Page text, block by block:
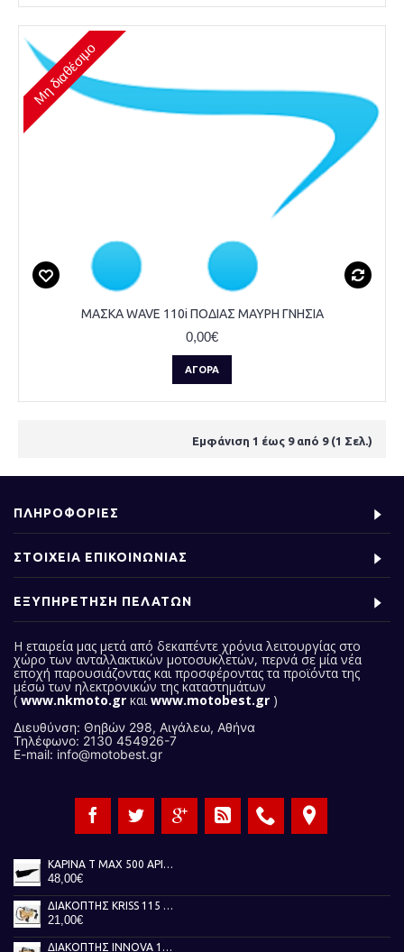
Μη διαθέσιμο
ΜΑΣΚΑ WAVE 110i ΠΟΔΙΑΣ ΜΑΥΡΗ ΓΝΗΣΙΑ
0,00€
ΑΓΟΡΆ
Εμφάνιση 1 έως 9 από 9 (1 Σελ.)
ΠΛΗΡΟΦΟΡΙΕΣ
ΣΤΟΙΧΕΙΑ ΕΠΙΚΟΙΝΩΝΙΑΣ
ΕΞΥΠΗΡΕΤΗΣΗ ΠΕΛΑΤΩΝ
Η εταιρεία μας μετά από δεκαπέντε χρόνια λειτουργίας στο
χώρο των ανταλλακτικών μοτοσυκλετών, περνά σε μία νέα
εποχή παρουσιάζοντας και προσφέροντας τα προϊόντα της
μέσω των ηλεκτρονικών της καταστημάτων
( www.nkmoto.gr και www.motobest.gr )
Διευθύνση: Θηβών 298, Αιγάλεω, Αθήνα
Τηλέφωνο: 2130 454926-7
E-mail: info@motobest.gr
ΚΑΡΙΝΑ T MAX 500 ΑΡΙΣΤΕΡΗ ΜΑΥΡΗ 01-07
48,00€
ΔΙΑΚΟΠΤΗΣ KRISS 115 TOBAKI
21,00€
ΔΙΑΚΟΠΤΗΣ INNOVA 125 TOBAKI